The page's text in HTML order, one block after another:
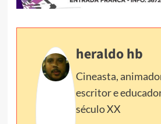
heraldo hb
Cineasta,
escritor e
século XX